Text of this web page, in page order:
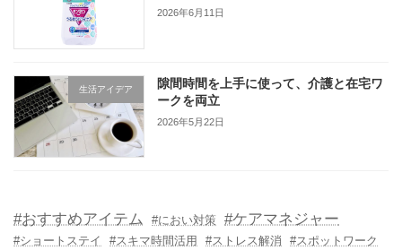
2026年6月11日
生活アイデア
隙間時間を上手に使って、介護と在宅ワ
ークを両立
2026年5月22日
#おすすめアイテム #におい対策 #ケアマネジャー
#ショートステイ #スキマ時間活用 #ストレス解消
#スポットワーク